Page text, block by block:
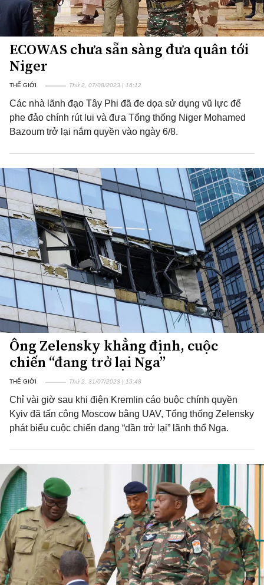
ECOWAS chưa sẵn sàng đưa quân tới
Niger
THẾ GIỚI Thứ 2, 07/08/2023 | 16:12
Các nhà lãnh đạo Tây Phi đã đe dọa sử dụng vũ lực để
phe đảo chính rút lui và đưa Tổng thống Niger Mohamed
Bazoum trở lại nắm quyền vào ngày 6/8.
Ông Zelensky khẳng định, cuộc
chiến “đang trở lại Nga”
THẾ GIỚI Thứ 2, 31/07/2023 | 15:48
Chỉ vài giờ sau khi điện Kremlin cáo buộc chính quyền
Kyiv đã tấn công Moscow bằng UAV, Tổng thống Zelensky
phát biểu cuộc chiến đang “dần trở lại” lãnh thổ Nga.